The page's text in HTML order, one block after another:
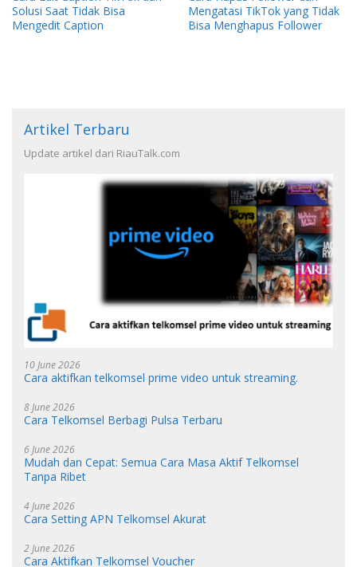
Solusi Saat Tidak Bisa
Mengedit Caption
Mengatasi TikTok yang Tidak
Bisa Menghapus Follower
Artikel Terbaru
Update artikel dari RiauTalk.com
10 June 2026
Cara aktifkan telkomsel prime video untuk streaming.
8 June 2026
Cara Telkomsel Berbagi Pulsa Terbaru
6 June 2026
Mudah dan Cepat: Semua Cara Masa Aktif Telkomsel
Tanpa Ribet
4 June 2026
Cara Setting APN Telkomsel Akurat
2 June 2026
Cara Aktifkan Telkomsel Voucher